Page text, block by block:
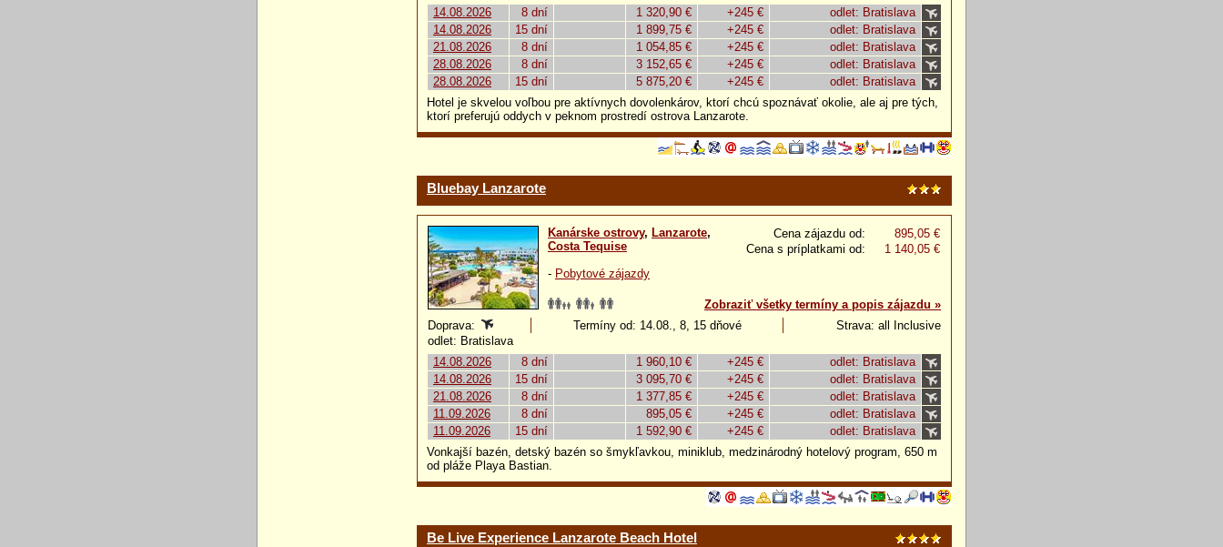
14.08.2026
8 dní 1 320,90 € +245 €
odlet: Bratislava
14.08.2026
15 dní 1 899,75 € +245 €
odlet: Bratislava
21.08.2026
8 dní 1 054,85 € +245 €
odlet: Bratislava
28.08.2026
8 dní 3 152,65 € +245 €
odlet: Bratislava
28.08.2026
15 dní 5 875,20 € +245 €
odlet: Bratislava
Hotel je skvelou voľbou pre aktívnych dovolenkárov, ktorí chcú spoznávať okolie, ale aj pre tých,
ktorí preferujú oddych v peknom prostredí ostrova Lanzarote.
Bluebay Lanzarote
Cena zájazdu od:
895,05 €
Cena s príplatkami od:
1 140,05 €
Kanárske ostrovy, Lanzarote,
Costa Tequise
- Pobytové zájazdy
Zobraziť všetky termíny a popis zájazdu »
Doprava:
Termíny od: 14.08., 8, 15 dňové
Strava: all Inclusive
odlet: Bratislava
14.08.2026
8 dní 1 960,10 € +245 €
odlet: Bratislava
14.08.2026
15 dní 3 095,70 € +245 €
odlet: Bratislava
21.08.2026
8 dní 1 377,85 € +245 €
odlet: Bratislava
11.09.2026
8 dní 895,05 € +245 €
odlet: Bratislava
11.09.2026
15 dní 1 592,90 € +245 €
odlet: Bratislava
Vonkajší bazén, detský bazén so šmykľavkou, miniklub, medzinárodný hotelový program, 650 m
od pláže Playa Bastian.
Be Live Experience Lanzarote Beach Hotel